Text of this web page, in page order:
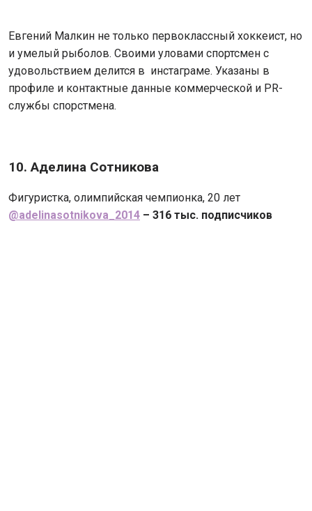
Евгений Малкин не только первоклассный хоккеист, но
и умелый рыболов. Своими уловами спортсмен с
удовольствием делится в инстаграме. Указаны в
профиле и контактные данные коммерческой и PR-
службы спорстмена.
10. Аделина Сотникова
Фигуристка, олимпийская чемпионка, 20 лет
@adelinasotnikova_2014 – 316 тыс. подписчиков